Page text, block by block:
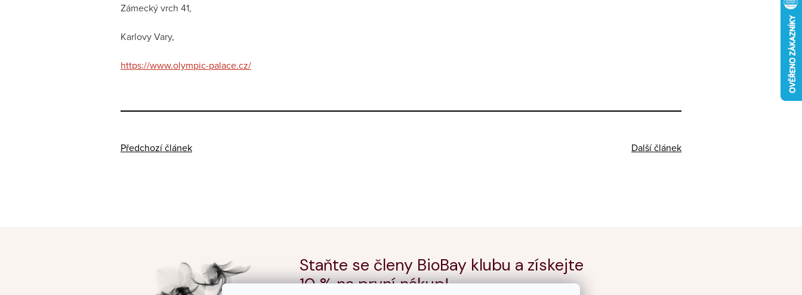
Zámecký vrch 41,
Karlovy Vary,
https://www.olympic-palace.cz/
Předchozí článek Další článek
Staňte se členy BioBay klubu a získejte
10 % na první nákup!